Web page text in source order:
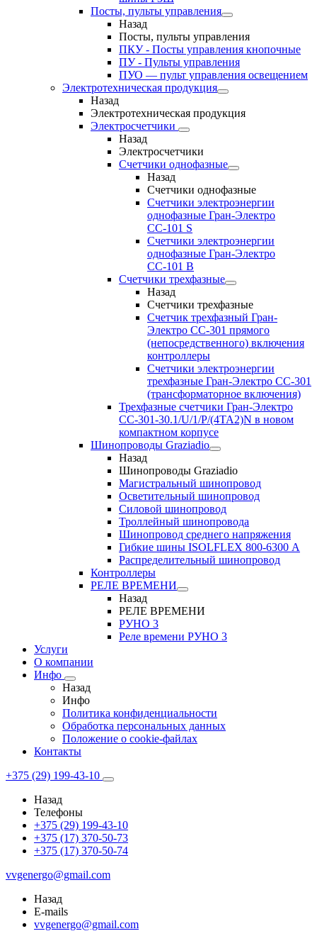
Посты, пульты управления
Назад
Посты, пульты управления
ПКУ - Посты управления кнопочные
ПУ - Пульты управления
ПУО — пульт управления освещением
Электротехническая продукция
Назад
Электротехническая продукция
Электросчетчики
Назад
Электросчетчики
Счетчики однофазные
Назад
Счетчики однофазные
Счетчики электроэнергии
однофазные Гран-Электро
СС-101 S
Счетчики электроэнергии
однофазные Гран-Электро
СС-101 B
Счетчики трехфазные
Назад
Счетчики трехфазные
Счетчик трехфазный Гран-
Электро CC-301 прямого
(непосредственного) включения
контроллеры
Счетчики электроэнергии
трехфазные Гран-Электро CC-301
(трансформаторное включения)
Трехфазные счетчики Гран-Электро
СС-301-30.1/U/1/P/(4TA2)N в новом
компактном корпусе
Шинопроводы Graziadio
Назад
Шинопроводы Graziadio
Магистральный шинопровод
Осветительный шинопровод
Силовой шинопровод
Троллейный шинопровода
Шинопровод среднего напряжения
Гибкие шины ISOLFLEX 800-6300 А
Распределительный шинопровод
Контроллеры
РЕЛЕ ВРЕМЕНИ
Назад
РЕЛЕ ВРЕМЕНИ
РУНО 3
Реле времени РУНО 3
Услуги
О компании
Инфо
Назад
Инфо
Политика конфиденциальности
Обработка персональных данных
Положение о cookie-файлах
Контакты
+375 (29) 199-43-10
Назад
Телефоны
+375 (29) 199-43-10
+375 (17) 370-50-73
+375 (17) 370-50-74
vvgenergo@gmail.com
Назад
E-mails
vvgenergo@gmail.com